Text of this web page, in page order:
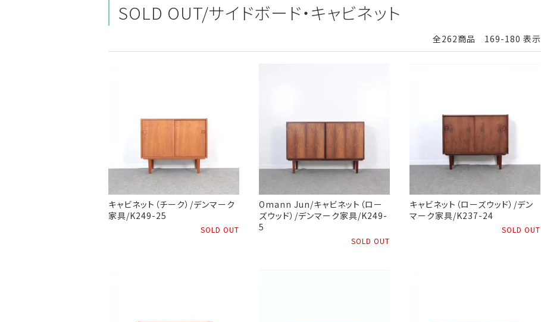
SOLD OUT/サイドボード・キャビネット
全262商品 169-180 表示
キャビネット（チーク）/デンマーク
家具/K249-25
SOLD OUT
Omann Jun/キャビネット（ロー
ズウッド）/デンマーク家具/K249-
5
SOLD OUT
キャビネット（ローズウッド）/デン
マーク家具/K237-24
SOLD OUT